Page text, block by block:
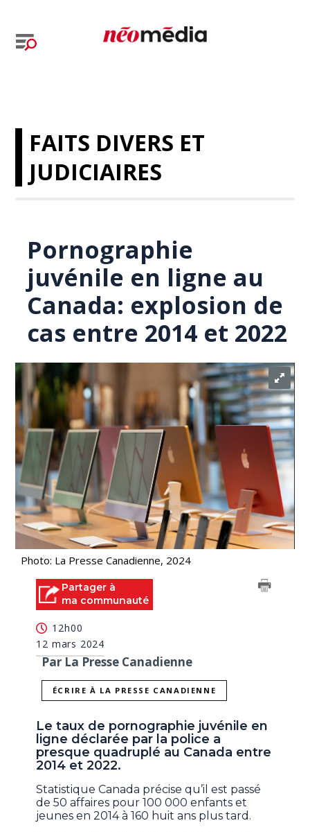
FAITS DIVERS ET
JUDICIAIRES
Pornographie
juvénile en ligne au
Canada: explosion de
cas entre 2014 et 2022
Photo: La Presse Canadienne, 2024
Partager à
ma communauté
12h00
12 mars 2024
Par La Presse Canadienne
ÉCRIRE À LA PRESSE CANADIENNE
Le taux de pornographie juvénile en
ligne déclarée par la police a
presque quadruplé au Canada entre
2014 et 2022.
Statistique Canada précise qu’il est passé
de 50 affaires pour 100 000 enfants et
jeunes en 2014 à 160 huit ans plus tard.